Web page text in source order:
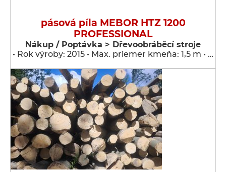
pásová píla MEBOR HTZ 1200
PROFESSIONAL
Nákup / Poptávka > Dřevoobráběcí stroje
• Rok výroby: 2015 • Max. priemer kmeňa: 1,5 m • …